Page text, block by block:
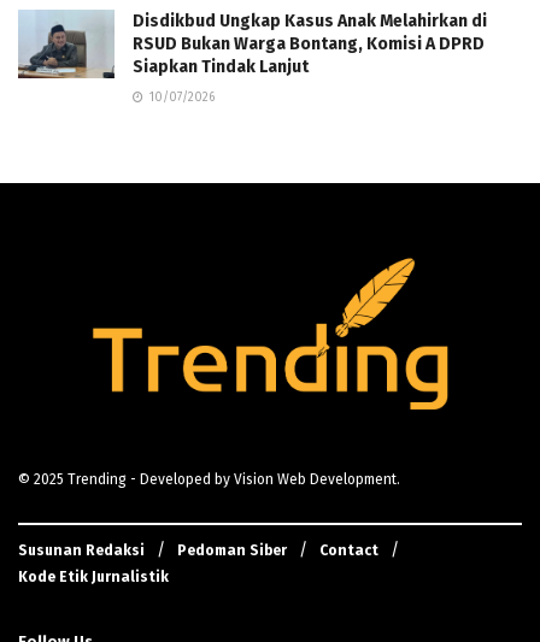
Disdikbud Ungkap Kasus Anak Melahirkan di
RSUD Bukan Warga Bontang, Komisi A DPRD
Siapkan Tindak Lanjut
10/07/2026
© 2025 Trending - Developed by Vision Web Development.
Susunan Redaksi Pedoman Siber
Contact
Kode Etik Jurnalistik